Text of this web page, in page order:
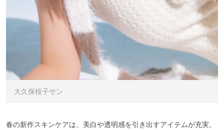
大久保桜子サン
春の新作スキンケアは、美白や透明感を引き出すアイテムが充実。